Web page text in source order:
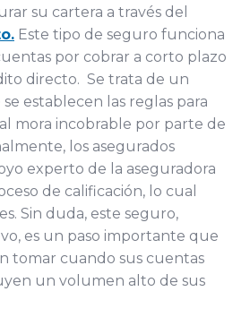
su cartera a través del
. Este tipo de seguro funciona
por cobrar a corto plazo
directo. Se trata de un
establecen las reglas para
mora incobrable por parte de
los asegurados
experto de la aseguradora
de calificación, lo cual
Sin duda, este seguro,
es un paso importante que
tomar cuando sus cuentas
un volumen alto de sus